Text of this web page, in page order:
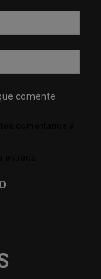
web:
comente